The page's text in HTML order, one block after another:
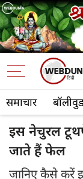
समाचार
इस नेचुरल
जाते हैं फेल
जानिए कैसे करें